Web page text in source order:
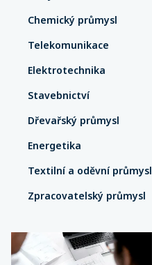
Chemický průmysl
Telekomunikace
Elektrotechnika
Stavebnictví
Dřevařský průmysl
Energetika
Textilní a oděvní průmysl
Zpracovatelský průmysl